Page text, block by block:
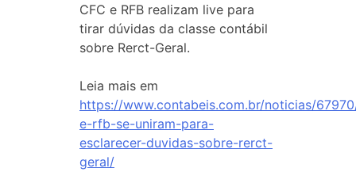
CFC e RFB realizam live para
tirar dúvidas da classe contábil
sobre Rerct-Geral.
Leia mais em
https://www.contabeis.com.br/noticias/
e-rfb-se-uniram-para-
esclarecer-duvidas-sobre-rerct-
geral/